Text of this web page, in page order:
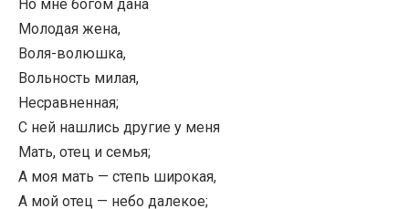
Но мне богом дана
Молодая жена,
Воля-волюшка,
Вольность милая,
Несравненная;
С ней нашлись другие у меня
Мать, отец и семья;
А моя мать — степь широкая,
А мой отец — небо далекое;